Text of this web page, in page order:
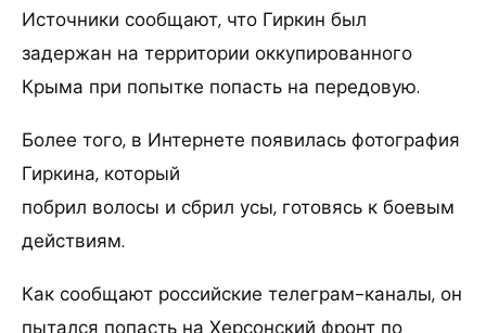
Источники сообщают, что Гиркин был
задержан на территории оккупированного
Крыма при попытке попасть на передовую.
Более того, в Интернете появилась фотография
Гиркина, который
побрил волосы и сбрил усы, готовясь к боевым
действиям.
Как сообщают российские телеграм-каналы, он
пытался попасть на Херсонский фронт по